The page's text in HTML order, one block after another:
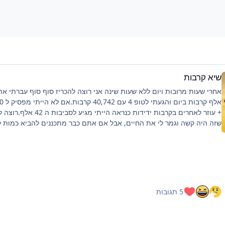
שיא קרבות
+ עוזר לאחרים בקרבות ידידות כנראה הייתי מגיע
שזה היה קשה וגמר לי את החיים, אבל אם אתם כבר מתכננים להביא כמות
שיותר.מפתחות זהב וכל דבר אחר שמבחינתי הוא סקאם בציפיה כמה שפחות
5 תגובות